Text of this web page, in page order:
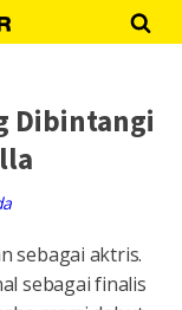
Dibintangi
sebagai aktris.
sebagai finalis